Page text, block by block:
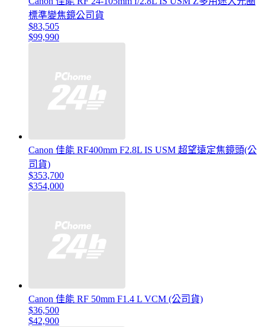
標準變焦鏡公司貨
$83,505
$99,990
Canon 佳能 RF400mm F2.8L IS USM 超望遠定焦鏡頭(公
司貨)
$353,700
$354,000
Canon 佳能 RF 50mm F1.4 L VCM (公司貨)
$36,500
$42,900